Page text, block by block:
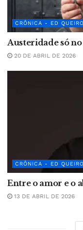
CRÔNICA - ED
Austeridade só
20 DE ABRIL DE 2026
CRÔNICA - ED
Entre o amor e o
13 DE ABRIL DE 2026